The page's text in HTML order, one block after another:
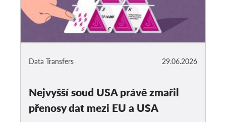
29.06.2026
Data Transfers
Nejvyšší soud USA právě zmařil
přenosy dat mezi EU a USA